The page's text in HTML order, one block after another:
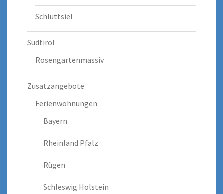
Schlüttsiel
Südtirol
Rosengartenmassiv
Zusatzangebote
Ferienwohnungen
Bayern
Rheinland Pfalz
Rügen
Schleswig Holstein